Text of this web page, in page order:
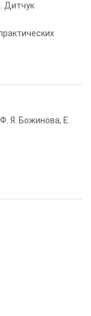
Дитчук
Я. Божинова, Е.